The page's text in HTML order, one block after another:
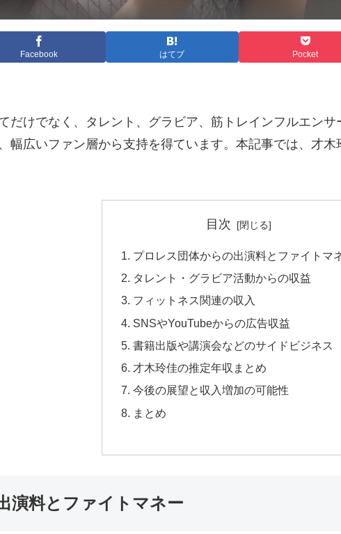
Facebook はてブ Pocket
だけでなく、タレント、グラビア、筋トレインフルエン
幅広いファン層から支持を得ています。本記事では、才
目次
プロレス団体からの出演料とファイトマ
タレント・グラビア活動からの収益
フィットネス関連の収入
SNSやYouTubeからの広告収益
書籍出版や講演会などのサイドビジネス
才木玲佳の推定年収まとめ
今後の展望と収入増加の可能性
まとめ
演料とファイトマネー